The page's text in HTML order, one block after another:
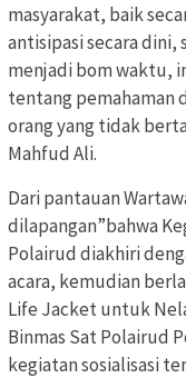
masyarakat, baik
antisipasi secara
menjadi bom waktu,
tentang pemahaman
orang yang tidak
Mahfud Ali.
Dari pantauan
dilapangan”bahwa
Polairud diakhiri
acara, kemudian
Life Jacket untuk
Binmas Sat Polairud
kegiatan sosialisasi